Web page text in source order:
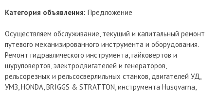
Категория объявления: Предложение
Осуществляем обслуживание, текущий и капитальный ремонт
путевого механизированного инструмента и оборудования.
Ремонт гидравлического инструмента, гайковертов и
шуруповертов, электродвигателей и генераторов,
рельсорезных и рельсосверлильных станков, двигателей УД,
УМЗ, HONDA, BRIGGS & STRATTON, инструмента Husqvarna,